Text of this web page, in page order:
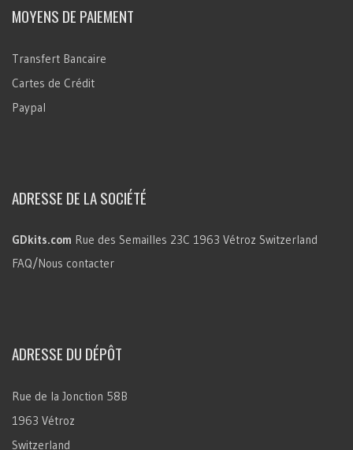
MOYENS DE PAIEMENT
Transfert Bancaire
Cartes de Crédit
Paypal
ADRESSE DE LA SOCIÉTÉ
GDkits.com Rue des Semailles 23C 1963 Vétroz Switzerland
FAQ/Nous contacter
ADRESSE DU DÉPÔT
Rue de la Jonction 58B
1963 Vétroz
Switzerland